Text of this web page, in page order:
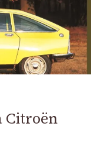
Citroën